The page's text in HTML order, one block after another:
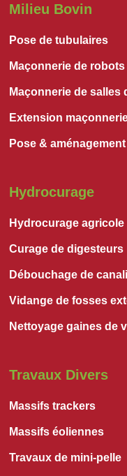
Milieu Bovin
Pose de tubulaires
Maçonnerie de robots
Maçonnerie de salles
Extension
Pose &
Hydrocurage
Hydrocurage agricole
Curage de digesteurs
Débouchage de
Vidange de fosses
Nettoyage gaines de
Travaux Divers
Massifs trackers
Massifs éoliennes
Travaux de mini-pelle